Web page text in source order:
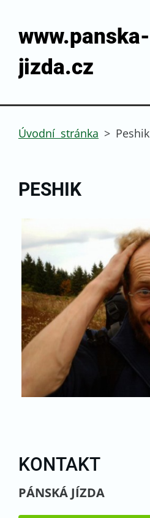
www.panska-
jizda.cz
Úvodní stránka > Peshik
PESHIK
KONTAKT
PÁNSKÁ JÍZDA